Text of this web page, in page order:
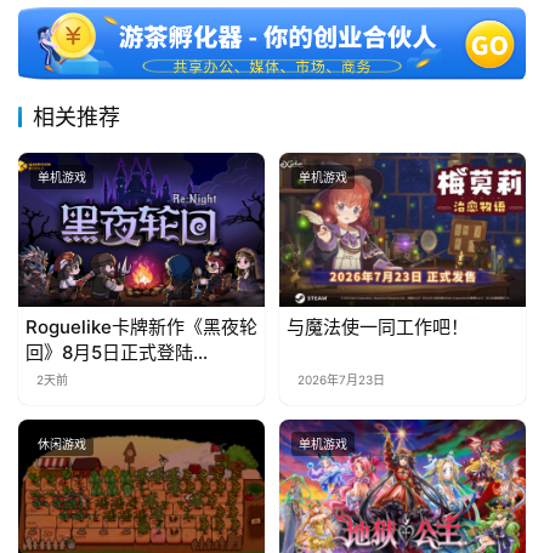
相关推荐
单机游戏
Roguelike卡牌新作《黑夜轮
回》8月5日正式登陆
Steam，首发9折优惠开启
2天前
单机游戏
与魔法使一同工作吧！
2026年7月23日
休闲游戏 单机游戏